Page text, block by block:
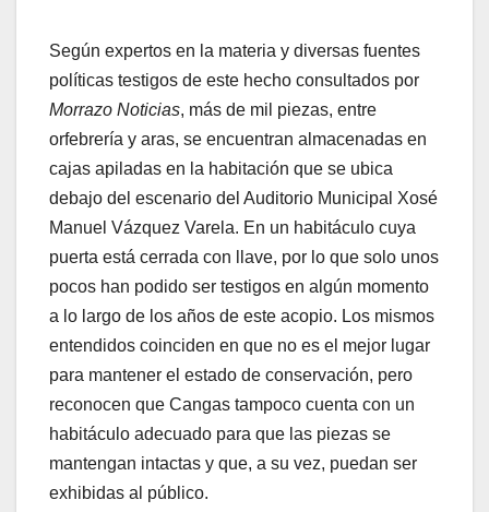
Según expertos en la materia y diversas fuentes
políticas testigos de este hecho consultados por
Morrazo Noticias, más de mil piezas, entre
orfebrería y aras, se encuentran almacenadas en
cajas apiladas en la habitación que se ubica
debajo del escenario del Auditorio Municipal Xosé
Manuel Vázquez Varela. En un habitáculo cuya
puerta está cerrada con llave, por lo que solo unos
pocos han podido ser testigos en algún momento
a lo largo de los años de este acopio. Los mismos
entendidos coinciden en que no es el mejor lugar
para mantener el estado de conservación, pero
reconocen que Cangas tampoco cuenta con un
habitáculo adecuado para que las piezas se
mantengan intactas y que, a su vez, puedan ser
exhibidas al público.